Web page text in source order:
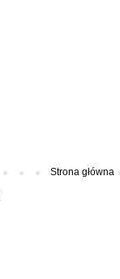
Strona główna